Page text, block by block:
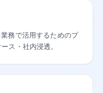
務で活用するためのプ
ス・社内浸透。